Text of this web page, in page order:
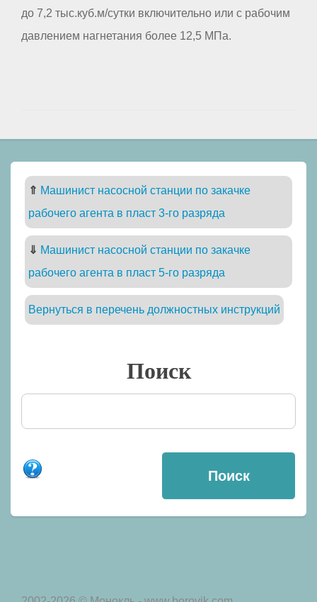
до 7,2 тыс.куб.м/сутки включительно или с рабочим
давлением нагнетания более 12,5 МПа.
⇑ Машинист насосной станции по закачке
рабочего агента в пласт 3-го разряда
⇓ Машинист насосной станции по закачке
рабочего агента в пласт 5-го разряда
Вернуться в перечень должностных инструкций
Поиск